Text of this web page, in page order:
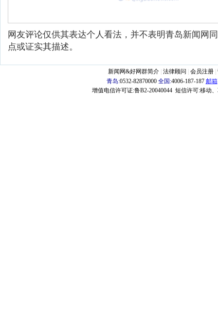
网友评论仅供其表达个人看法，并不表明青岛新闻网
点或证实其描述。